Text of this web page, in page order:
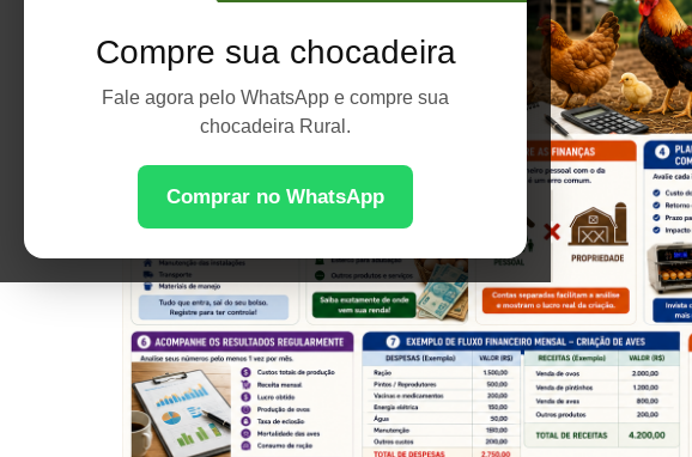
Compre sua chocadeira
Fale agora pelo WhatsApp e compre sua
chocadeira Rural.
Comprar no WhatsApp